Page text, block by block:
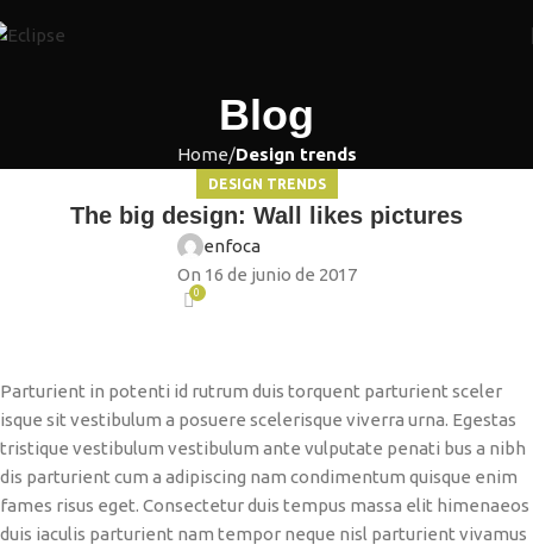
Blog
Home Design trends
DESIGN TRENDS
The big design: Wall likes pictures
enfoca
On 16 de junio de 2017
0
Parturient in potenti id rutrum duis torquent parturient sceler
isque sit vestibulum a posuere scelerisque viverra urna. Egestas
tristique vestibulum vestibulum ante vulputate penati bus a nibh
dis parturient cum a adipiscing nam condimentum quisque enim
fames risus eget. Consectetur duis tempus massa elit himenaeos
duis iaculis parturient nam tempor neque nisl parturient vivamus